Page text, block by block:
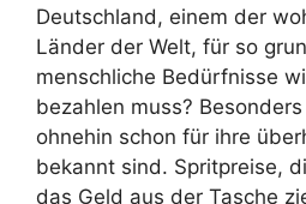
Deutschland, einem der
Länder der Welt, für so
menschliche Bedürfnisse
bezahlen muss?
ohnehin schon für ihre
bekannt sind. Spritpreise,
das Geld aus der Tasche